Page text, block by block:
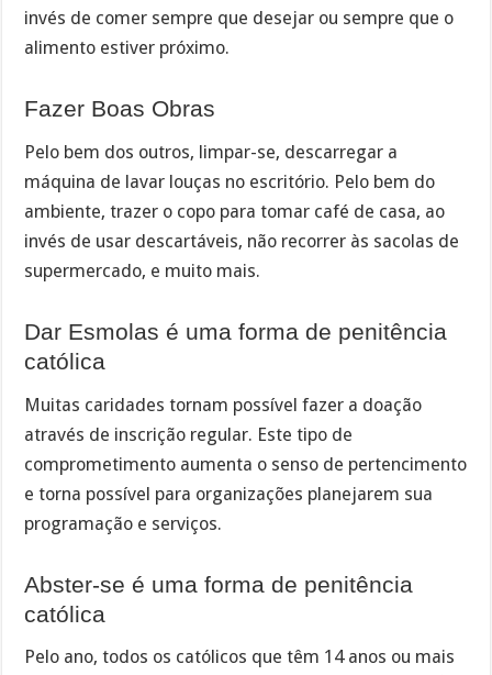
invés de comer sempre que desejar ou sempre que o
alimento estiver próximo.
Fazer Boas Obras
Pelo bem dos outros, limpar-se, descarregar a
máquina de lavar louças no escritório. Pelo bem do
ambiente, trazer o copo para tomar café de casa, ao
invés de usar descartáveis, não recorrer às sacolas de
supermercado, e muito mais.
Dar Esmolas é uma forma de penitência
católica
Muitas caridades tornam possível fazer a doação
através de inscrição regular. Este tipo de
comprometimento aumenta o senso de pertencimento
e torna possível para organizações planejarem sua
programação e serviços.
Abster-se é uma forma de penitência
católica
Pelo ano, todos os católicos que têm 14 anos ou mais